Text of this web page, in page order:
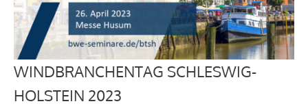
WINDBRANCHENTAG SCHLESWIG-
HOLSTEIN 2023